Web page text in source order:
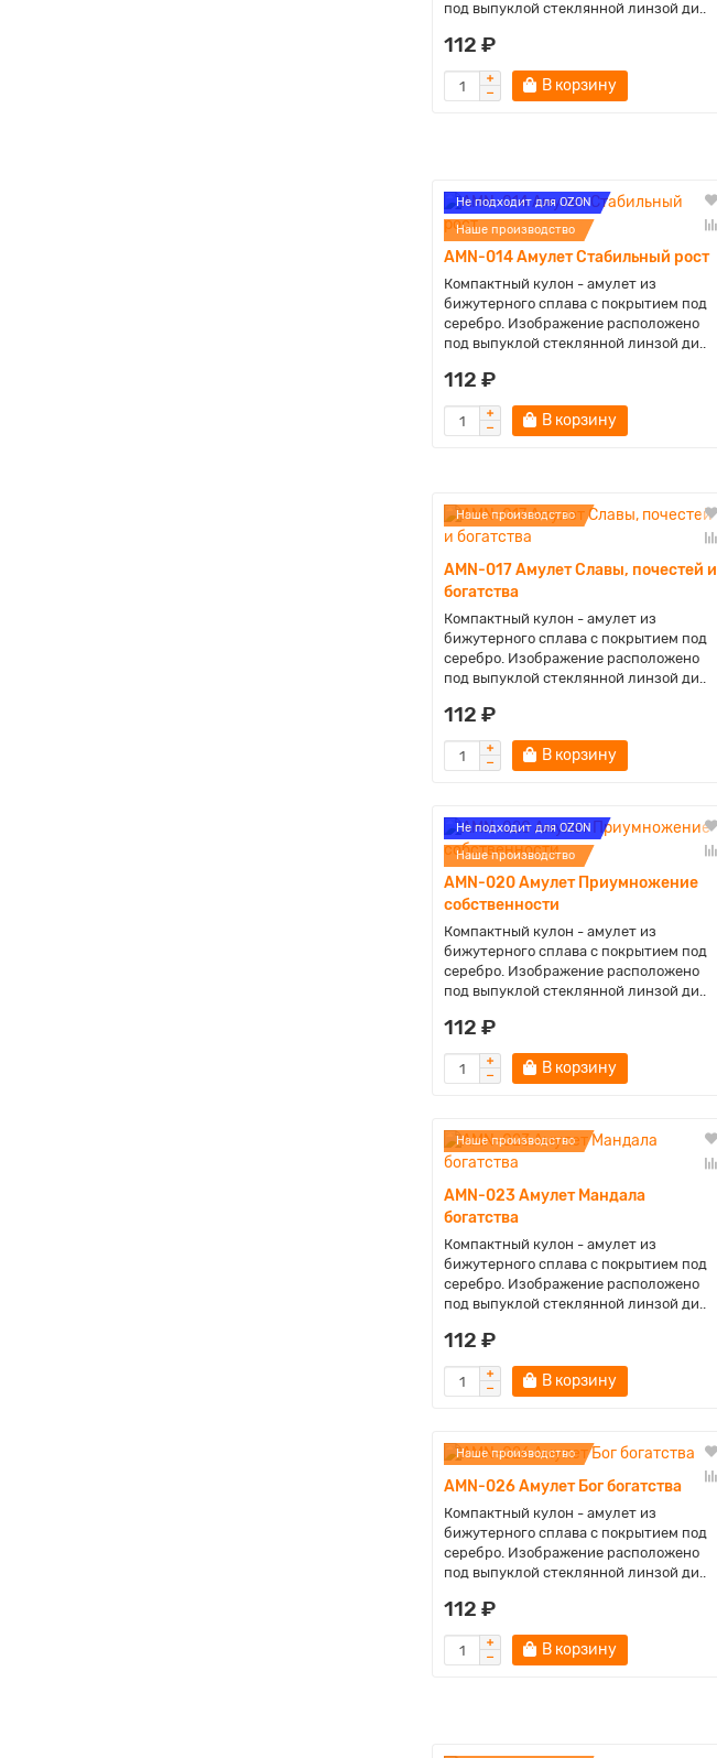
под выпуклой стеклянной линзой ди..
112 ₽
В корзину
Не подходит для OZON
Наше производство
AMN-014 Амулет Стабильный рост
Компактный кулон - амулет из
бижутерного сплава с покрытием под
серебро. Изображение расположено
под выпуклой стеклянной линзой ди..
112 ₽
В корзину
Наше производство
AMN-017 Амулет Славы, почестей и
богатства
Компактный кулон - амулет из
бижутерного сплава с покрытием под
серебро. Изображение расположено
под выпуклой стеклянной линзой ди..
112 ₽
В корзину
Не подходит для OZON
Наше производство
AMN-020 Амулет Приумножение
собственности
Компактный кулон - амулет из
бижутерного сплава с покрытием под
серебро. Изображение расположено
под выпуклой стеклянной линзой ди..
112 ₽
В корзину
Наше производство
AMN-023 Амулет Мандала
богатства
Компактный кулон - амулет из
бижутерного сплава с покрытием под
серебро. Изображение расположено
под выпуклой стеклянной линзой ди..
112 ₽
В корзину
Наше производство
AMN-026 Амулет Бог богатства
Компактный кулон - амулет из
бижутерного сплава с покрытием под
серебро. Изображение расположено
под выпуклой стеклянной линзой ди..
112 ₽
В корзину